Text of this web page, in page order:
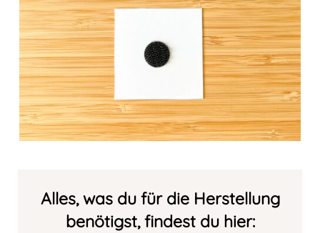
Alles, was du für die Herstellung
benötigst, findest du hier: